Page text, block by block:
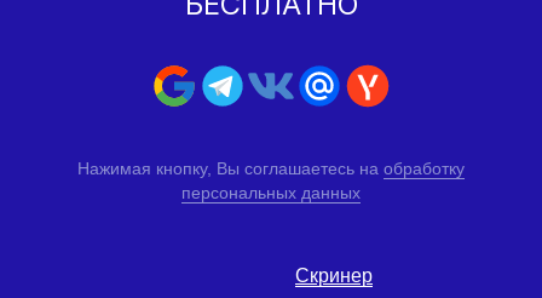
Нажимая кнопку, Вы соглашаетесь на обработку
персональных данных
Скринер